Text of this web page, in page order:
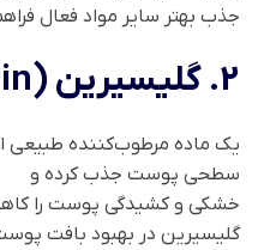
جذب بهتر سایر مواد فعال
2. گلیسیرین (Glycerin)
یک ماده مرطوب‌کننده طبیعی
سطحی پوست جذب کرده و
خشکی و کشیدگی پوست را
گلیسیرین در بهبود بافت